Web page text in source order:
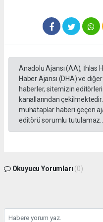
Anadolu Ajansı (AA), İhlas
Haber Ajansı (DHA) ve
haberler, sitemizin
kanallarından
muhataplar haberi geçen
editörü sorumlu
Okuyucu Yorumları (0)